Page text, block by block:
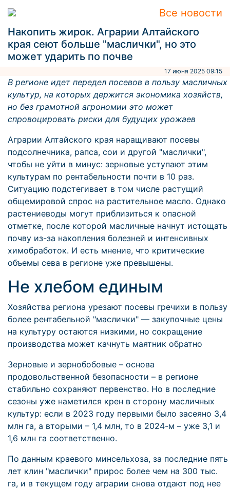
Все новости
Накопить жирок. Аграрии Алтайского
края сеют больше "маслички", но это
может ударить по почве
17 июня 2025 09:15
В регионе идет передел посевов в пользу масличных
культур, на которых держится экономика хозяйств,
но без грамотной агрономии это может
спровоцировать риски для будущих урожаев
Аграрии Алтайского края наращивают посевы
подсолнечника, рапса, сои и другой "маслички",
чтобы не уйти в минус: зерновые уступают этим
культурам по рентабельности почти в 10 раз.
Ситуацию подстегивает в том числе растущий
общемировой спрос на растительное масло. Однако
растениеводы могут приблизиться к опасной
отметке, после которой масличные начнут истощать
почву из-за накопления болезней и интенсивных
химобработок. И есть мнение, что критические
объемы сева в регионе уже превышены.
Не хлебом единым
Хозяйства региона урезают посевы гречихи в пользу
более рентабельной "маслички" — закупочные цены
на культуру остаются низкими, но сокращение
производства может качнуть маятник обратно
Зерновые и зернобобовые – основа
продовольственной безопасности – в регионе
стабильно сохраняют первенство. Но в последние
сезоны уже наметился крен в сторону масличных
культур: если в 2023 году первыми было засеяно 3,4
млн га, а вторыми – 1,4 млн, то в 2024-м – уже 3,1 и
1,6 млн га соответственно.
По данным краевого минсельхоза, за последние пять
лет клин "маслички" прирос более чем на 300 тыс.
га, и в текущем году аграрии снова отдают под нее